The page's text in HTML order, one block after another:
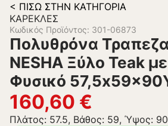
< ΠΊΣΩ ΣΤΗΝ ΚΑΤΗΓΟΡΊΑ
ΚΑΡΈΚΛΕΣ
Κωδικός Προϊόντος: 301-06873
Πολυθρόνα
NESHA Ξύλο Teak
Φυσικό
160,60 €
Πλάτος: 57.5, Βάθος: 59, Ύψος: